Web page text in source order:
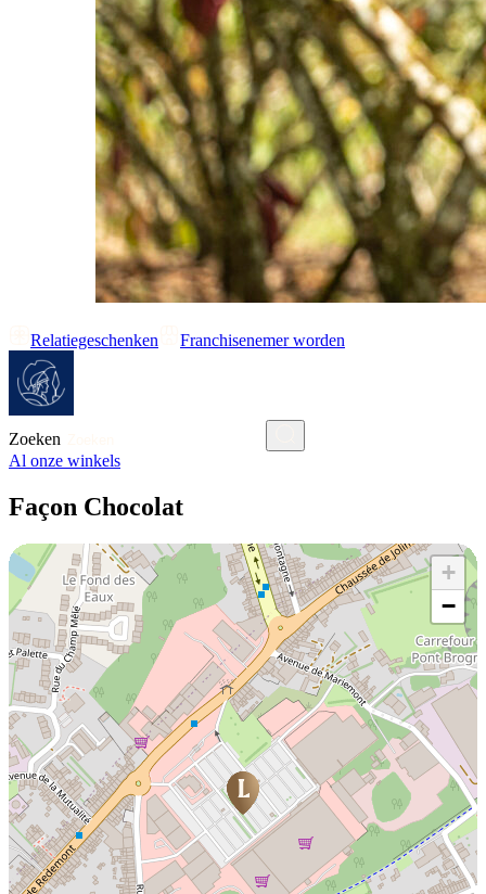
Relatiegeschenken Franchisenemer worden
Zoeken
Al onze winkels
Façon Chocolat
+
−